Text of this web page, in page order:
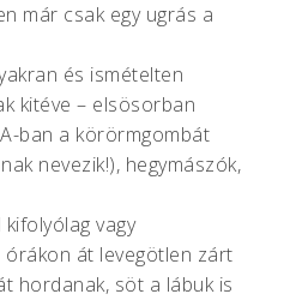
már csak egy ugrás a
és ismételten
kitéve – elsösorban
ban a körörmgombát
nevezik!), hegymászók,
vagy
órákon át levegötlen zárt
hordanak, söt a lábuk is